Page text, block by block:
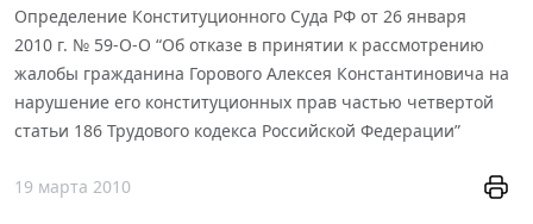
Определение Конституционного Суда РФ от 26 января
2010 г. № 59-О-О “Об отказе в принятии к рассмотрению
жалобы гражданина Горового Алексея Константиновича на
нарушение его конституционных прав частью четвертой
статьи 186 Трудового кодекса Российской Федерации”
19 марта 2010